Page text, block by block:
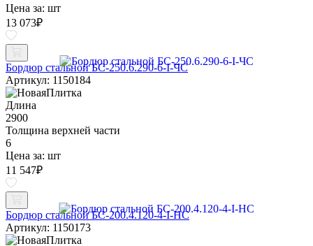
Цена за: шт
13 073₽
Бордюр стальной БС-250.6.290-6-I-ЧС
Артикул: 1150184
Длина
2900
Толщина верхней части
6
Цена за: шт
11 547₽
Бордюр стальной БС-200.4.120-4-I-НС
Артикул: 1150173